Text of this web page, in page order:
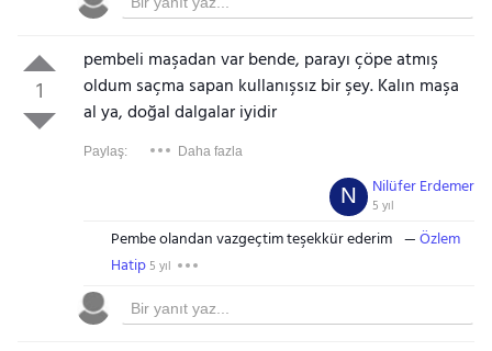
1
pembeli maşadan var bende, parayı çöpe atmış
oldum saçma sapan kullanışsız bir şey. Kalın maşa
al ya, doğal dalgalar iyidir
Paylaş: Daha fazla
Nilüfer Erdemer
5 yıl
N
Pembe olandan vazgeçtim teşekkür ederim
Özlem
Hatip5 yıl